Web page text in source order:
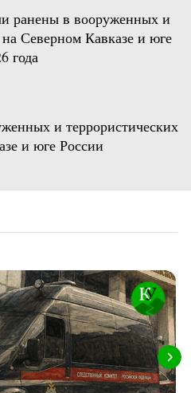
ранены в вооруженных и
Северном Кавказе и юге
года
и террористических
и юге России